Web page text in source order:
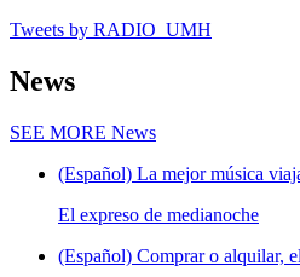
Tweets by RADIO_UMH
News
SEE MORE News
(Español) La mejor música
El expreso de medianoche
(Español) Comprar o alquilar,